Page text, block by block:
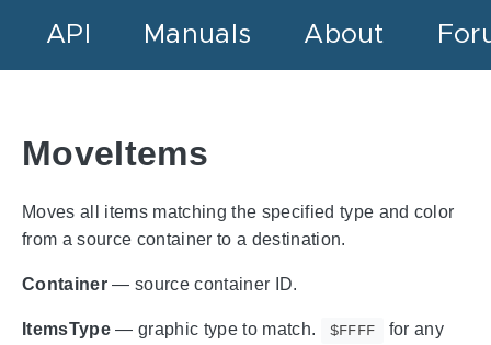
API Manuals About
MoveItems
Moves all items matching the specified type and color
from a source container to a destination.
Container— source container ID.
ItemsType— graphic type to match. $FFFF
for any